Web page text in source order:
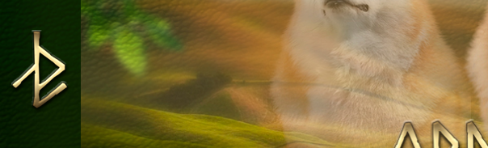
ОРДЕН КЕЛЬТІВ
НОВИНИ
ДИТЯЧА КІМНАТА